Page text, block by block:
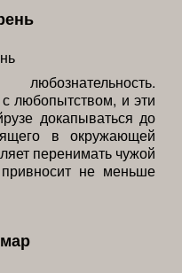
любопытством, и эти
докапываться до
в окружающей
перенимать чужой
не меньше